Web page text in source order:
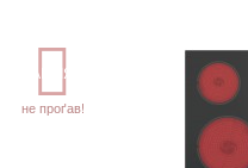
АКЦІЯ
не проґав!